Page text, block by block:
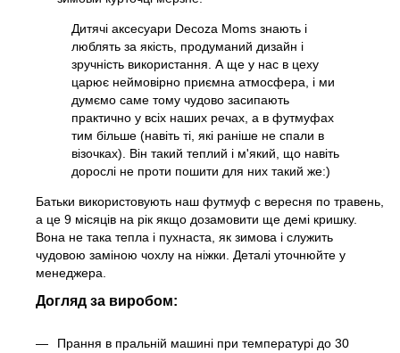
Дитячі аксесуари Decoza Moms знають і
люблять за якість, продуманий дизайн і
зручність використання. А ще у нас в цеху
царює неймовірно приємна атмосфера, і ми
думємо саме тому чудово засипають
практично у всіх наших речах, а в футмуфах
тим більше (навіть ті, які раніше не спали в
візочках). Він такий теплий і м'який, що навіть
дорослі не проти пошити для них такий же:)
Батьки використовують наш футмуф с вересня по травень,
а це 9 місяців на рік якщо дозамовити ще демі кришку.
Вона не така тепла і пухнаста, як зимова і служить
чудовою заміною чохлу на ніжки. Деталі уточнюйте у
менеджера.
Догляд за виробом:
Прання в пральній машині при температурі до 30